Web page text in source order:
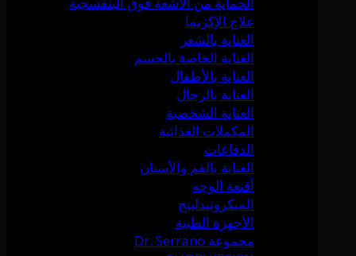
علاج الإكزيما
العناية بالشعر
العناية الخاصة بالجسم
العناية بالأطفال
العناية بالرجال
العناية الشخصية
المكملات الغذائية
الدفاعات
العناية بالفم والأسنان
أقنعة الوجه
الميكرونيدلينج
الأجهزة الطبية
مجموعة Dr. Serrano